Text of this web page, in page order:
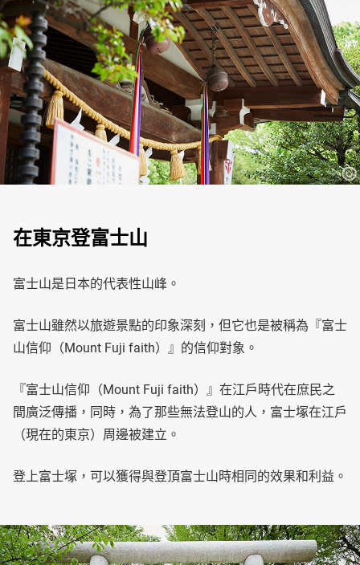
在東京登富士山
富士山是日本的代表性山峰。
富士山雖然以旅遊景點的印象深刻，但它也是被稱為『富士
山信仰（Mount Fuji faith）』的信仰對象。
『富士山信仰（Mount Fuji faith）』在江戶時代在庶民之
間廣泛傳播，同時，為了那些無法登山的人，富士塚在江戶
（現在的東京）周邊被建立。
登上富士塚，可以獲得與登頂富士山時相同的效果和利益。